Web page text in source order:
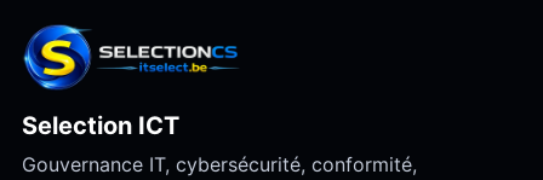
Selection ICT
Gouvernance IT, cybersécurité, conformité,